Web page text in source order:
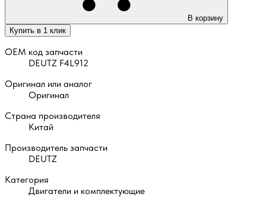
В корзину
Купить в 1 клик
OEM код запчасти
DEUTZ F4L912
Оригинал или аналог
Оригинал
Страна производителя
Китай
Производитель запчасти
DEUTZ
Категория
Двигатели и комплектующие